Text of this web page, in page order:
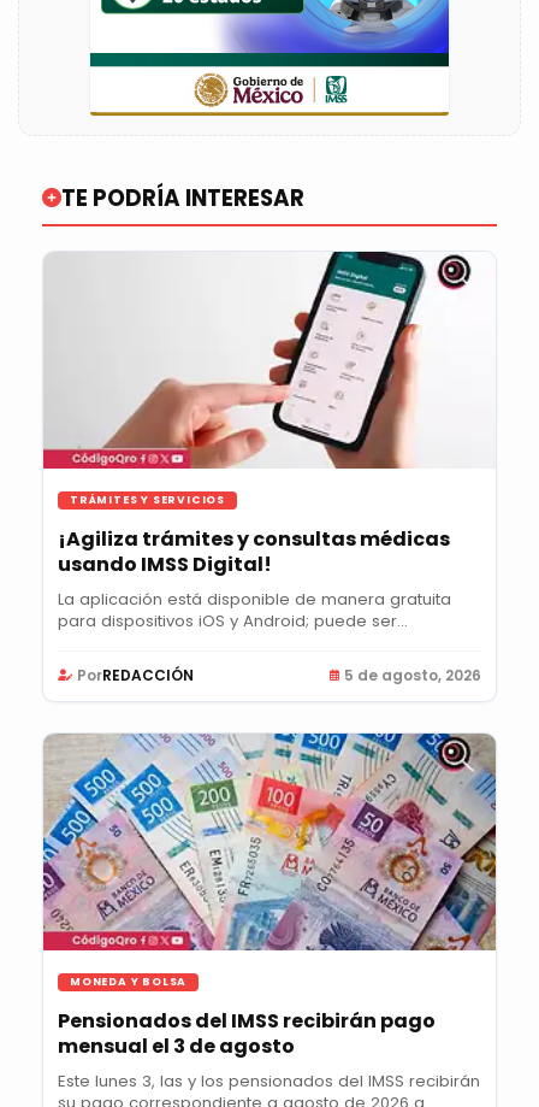
TE PODRÍA INTERESAR
TRÁMITES Y SERVICIOS
¡Agiliza trámites y consultas médicas
usando IMSS Digital!
La aplicación está disponible de manera gratuita
para dispositivos iOS y Android; puede ser...
PorREDACCIÓN 5 de agosto, 2026
MONEDA Y BOLSA
Pensionados del IMSS recibirán pago
mensual el 3 de agosto
Este lunes 3, las y los pensionados del IMSS recibirán